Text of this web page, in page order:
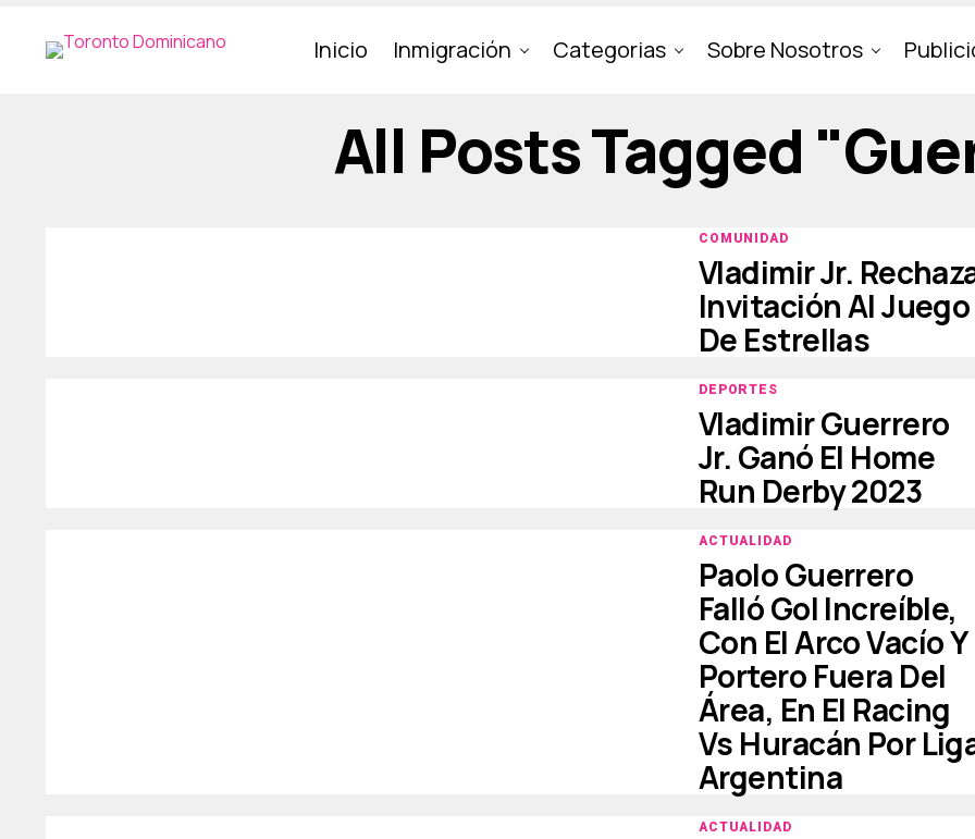
Inicio Inmigración Categorias Sobre Nosotros
All Posts Tagged
COMUNIDAD
Vladimir Jr.
Invitación Al Juego
De Estrellas
DEPORTES
Vladimir Guerrero
Jr. Ganó El Home
Run Derby 2023
ACTUALIDAD
Paolo Guerrero
Falló Gol Increíble,
Con El Arco Vacío Y
Portero Fuera Del
Área, En El Racing
Vs Huracán Por
Argentina
ACTUALIDAD